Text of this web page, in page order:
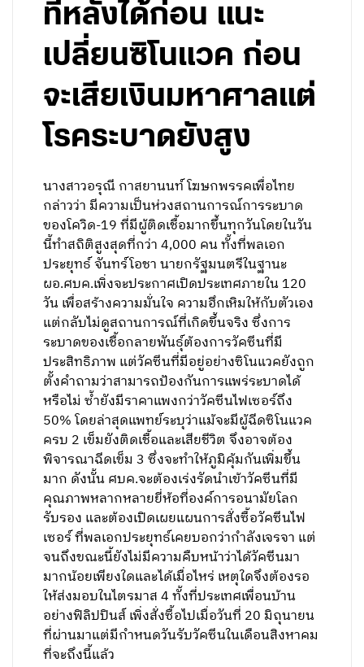
ทีหลังได้ก่อน แนะ
เปลี่ยนซิโนแวค ก่อน
จะเสียเงินมหาศาลแต่
โรคระบาดยังสูง
นางสาวอรุณี กาสยานนท์ โฆษกพรรคเพื่อไทย
กล่าวว่า มีความเป็นห่วงสถานการณ์การระบาด
ของโควิด-19 ที่มีผู้ติดเชื้อมากขึ้นทุกวันโดยในวัน
นี้ทำสถิติสูงสุดที่กว่า 4,000 คน ทั้งที่พลเอก
ประยุทธ์ จันทร์โอชา นายกรัฐมนตรีในฐานะ
ผอ.ศบค.เพิ่งจะประกาศเปิดประเทศภายใน 120
วัน เพื่อสร้างความมั่นใจ ความฮึกเหิมให้กับตัวเอง
แต่กลับไม่ดูสถานการณ์ที่เกิดขึ้นจริง ซึ่งการ
ระบาดของเชื้อกลายพันธุ์ต้องการวัคซีนที่มี
ประสิทธิภาพ แต่วัคซีนที่มีอยู่อย่างซิโนแวคยังถูก
ตั้งคำถามว่าสามารถป้องกันการแพร่ระบาดได้
หรือไม่ ซ้ำยังมีราคาแพงกว่าวัคซีนไฟเซอร์ถึง
50% โดยล่าสุดแพทย์ระบุว่าแม้จะมีผู้ฉีดซิโนแวค
ครบ 2 เข็มยังติดเชื้อและเสียชีวิต จึงอาจต้อง
พิจารณาฉีดเข็ม 3 ซึ่งจะทำให้ภูมิคุ้มกันเพิ่มขึ้น
มาก ดังนั้น ศบค.จะต้องเร่งรัดนำเข้าวัคซีนที่มี
คุณภาพหลากหลายยี่ห้อที่องค์การอนามัยโลก
รับรอง และต้องเปิดเผยแผนการสั่งซื้อวัคซีนไฟ
เซอร์ ที่พลเอกประยุทธ์เคยบอกว่ากำลังเจรจา แต่
จนถึงขณะนี้ยังไม่มีความคืบหน้าว่าได้วัคซีนมา
มากน้อยเพียงใดและได้เมื่อไหร่ เหตุใดจึงต้องรอ
ให้ส่งมอบในไตรมาส 4 ทั้งที่ประเทศเพื่อนบ้าน
อย่างฟิลิปปินส์ เพิ่งสั่งซื้อไปเมื่อวันที่ 20 มิถุนายน
ที่ผ่านมาแต่มีกำหนดวันรับวัคซีนในเดือนสิงหาคม
ที่จะถึงนี้แล้ว